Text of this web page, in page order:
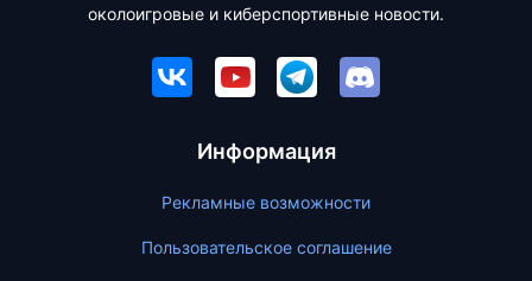
околоигровые и киберспортивные новости.
Информация
Рекламные возможности
Пользовательское соглашение